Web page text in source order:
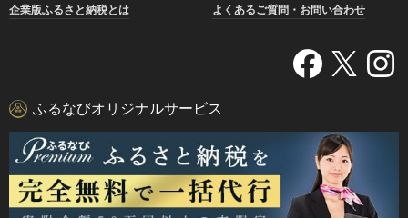
企業版ふるさと納税とは
よくあるご質問・お問い合わせ
ふるなびオリジナルサービス